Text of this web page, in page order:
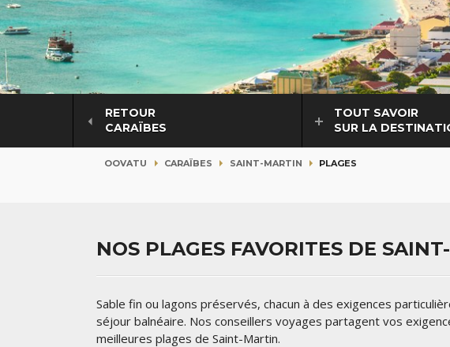
RETOUR
CARAÏBES
TOUT SAVOIR
SUR LA
OOVATU CARAÏBES SAINT-MARTIN PLAGES
NOS PLAGES FAVORITES DE
Sable fin ou lagons préservés, chacun à des exigences
séjour balnéaire. Nos conseillers voyages partagent vos
meilleures plages de Saint-Martin.